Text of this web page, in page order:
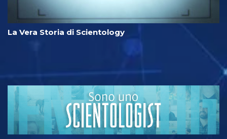
La Vera Storia di Scientology